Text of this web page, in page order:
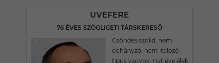
UVEFERE
76 ÉVES SZÖGLIGETI TÁRSKERESŐ
Csöndes szolid, nem
dohányzó, nem italozó
típus vagyok. Hat éve élek